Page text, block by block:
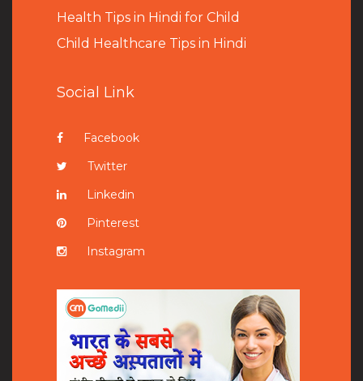
Health Tips in Hindi for Child
Child Healthcare Tips in Hindi
Social Link
Facebook
Twitter
Linkedin
Pinterest
Instagram